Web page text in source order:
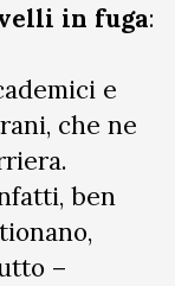
in fuga:
e
che ne
ben
–